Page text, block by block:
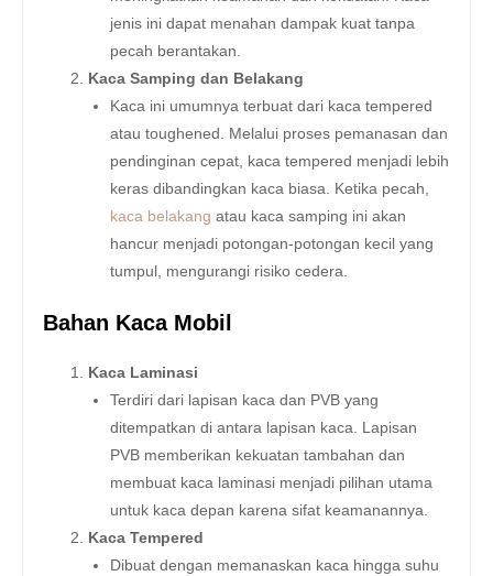
jenis ini dapat menahan dampak kuat tanpa
pecah berantakan.
Kaca Samping dan Belakang
Kaca ini umumnya terbuat dari kaca tempered
atau toughened. Melalui proses pemanasan dan
pendinginan cepat, kaca tempered menjadi lebih
keras dibandingkan kaca biasa. Ketika pecah,
kaca belakang atau kaca samping ini akan
hancur menjadi potongan-potongan kecil yang
tumpul, mengurangi risiko cedera.
Bahan Kaca Mobil
Kaca Laminasi
Terdiri dari lapisan kaca dan PVB yang
ditempatkan di antara lapisan kaca. Lapisan
PVB memberikan kekuatan tambahan dan
membuat kaca laminasi menjadi pilihan utama
untuk kaca depan karena sifat keamanannya.
Kaca Tempered
Dibuat dengan memanaskan kaca hingga suhu